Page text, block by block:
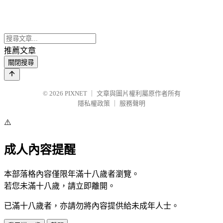
推薦文章
關閉搜尋
© 2026 PIXNET
文章與圖片權利屬原作者所有
隱私權政策
服務聲明
⚠️
成人內容提醒
本部落格內容僅限年滿十八歲者瀏覽。
若您未滿十八歲，請立即離開。
已滿十八歲者，亦請勿將內容提供給未成年人士。